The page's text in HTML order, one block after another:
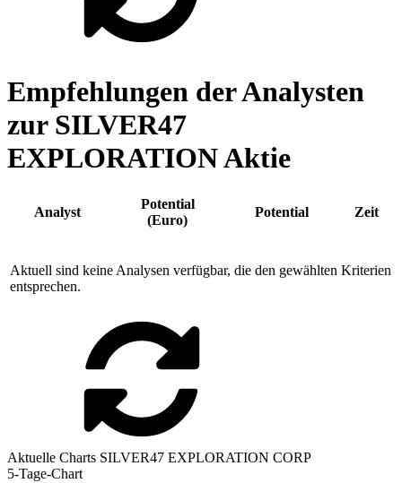
Empfehlungen der Analysten
zur SILVER47
EXPLORATION Aktie
Analyst
Potential
(Euro)
Potential Zeit
Aktuell sind keine Analysen verfügbar, die den gewählten Kriterien
entsprechen.
Aktuelle Charts SILVER47 EXPLORATION CORP
5-Tage-Chart